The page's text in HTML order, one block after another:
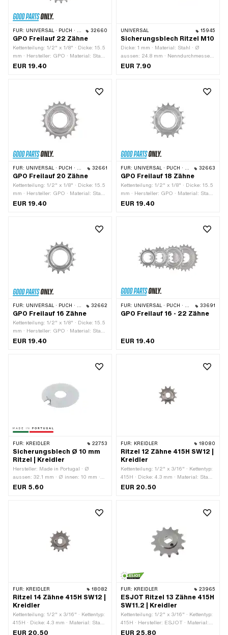
FÜR: UNIVERSAL · PUCH · SACHS 32660
GPO Freilauf 22 Zähne
Kettenteilung: 1/2" x 1/8" · Dicke: 15.5
mm · Hersteller: GPO · Material: Stahl
· Gewindeart: FG34.8 (1.37" 24G) ·
EUR 19.40
UNIVERSAL 15945
Sicherungsblech Ritzel M10
Dicke: 1 mm · Material: Stahl · Ø
aussen: 24.8 mm · Nenndurchmesser
(Gewinde): 10 mm · Ø innen: 12 mm ·
EUR 7.90
FÜR: UNIVERSAL · PUCH · SACHS 32661
GPO Freilauf 20 Zähne
Kettenteilung: 1/2" x 1/8" · Dicke: 15.5
mm · Hersteller: GPO · Material: Stahl
· Gewindeart: FG34.8 (1.37" 24G) ·
EUR 19.40
FÜR: UNIVERSAL · PUCH · SACHS · PONY / CILO (BETA 521 & 512) · PIAGGIO · TOMOS 32663
GPO Freilauf 18 Zähne
Kettenteilung: 1/2" x 1/8" · Dicke: 15.5
mm · Hersteller: GPO · Material: Stahl
· Gewindeart: FG34.8 (1.37" 24G) ·
EUR 19.40
FÜR: UNIVERSAL · PUCH · SACHS · PONY / CILO (BETA 521 & 512) · PIAGGIO · TOMOS 32662
GPO Freilauf 16 Zähne
Kettenteilung: 1/2" x 1/8" · Dicke: 15.5
mm · Hersteller: GPO · Material: Stahl
· Gewindeart: FG34.8 (1.37" 24G) ·
EUR 19.40
FÜR: UNIVERSAL · PUCH · SACHS · PONY / CILO (BETA 521 & 512) · PIAGGIO · TOMOS 33691
GPO Freilauf 16 - 22 Zähne
EUR 19.40
FÜR: KREIDLER 22753
Sicherungsblech Ø 10 mm
Ritzel | Kreidler
Hersteller: Made in Portugal · Ø
aussen: 32.1 mm · Ø innen: 10 mm ·
Anzahl Lappen: 1 Stk. · Gesamtlänge:
EUR 5.60
FÜR: KREIDLER 18080
Ritzel 12 Zähne 415H SW12 |
Kreidler
Kettenteilung: 1/2" x 3/16" · Kettentyp:
415H · Dicke: 4.3 mm · Material: Stahl
· Aufnahmeart: Ø15 x SW12 ·
EUR 20.50
FÜR: KREIDLER 18082
Ritzel 14 Zähne 415H SW12 |
Kreidler
Kettenteilung: 1/2" x 3/16" · Kettentyp:
415H · Dicke: 4.3 mm · Material: Stahl
· Aufnahmeart: Ø15 x SW12 ·
EUR 20.50
FÜR: KREIDLER 23965
ESJOT Ritzel 13 Zähne 415H
SW11.2 | Kreidler
Kettenteilung: 1/2" x 3/16" · Kettentyp:
415H · Hersteller: ESJOT · Material:
Stahl · Aufnahmeart: Ø14.85 x SW11.2
EUR 25.80